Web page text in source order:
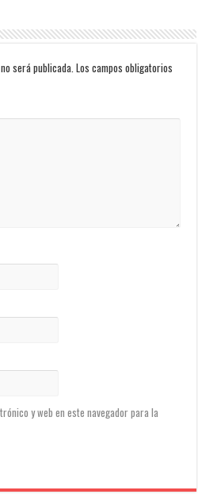
será publicada. Los campos obligatorios
y web en este navegador para la